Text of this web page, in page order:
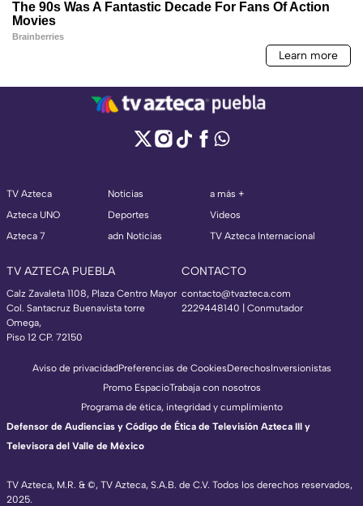
TV Azteca
Azteca UNO
Azteca 7
Noticias
Deportes
adn Noticias
a más +
Videos
TV Azteca Internacional
TV AZTECA PUEBLA
Calz Zavaleta 1108, Plaza Centro Mayor
Col. Santacruz Buenavista torre
Omega,
Piso 12 CP. 72150
CONTACTO
contacto@tvazteca.com
2229448140 | Conmutador
TV Azteca, M.R. & ©, TV Azteca, S.A.B. de C.V. Todos los derechos reservados,
2025.
Aviso de privacidadPreferencias de CookiesDerechosInversionistas
Promo EspacioTrabaja con nosotros
Programa de ética, integridad y cumplimiento
Defensor de Audiencias y Código de Ética de Televisión Azteca III y
Televisora del Valle de México